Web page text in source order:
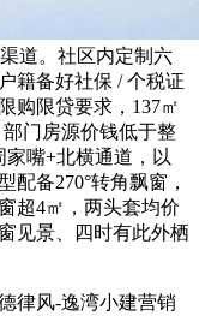
道。社区内定制六
籍备好社保 / 个税证
购限贷要求，137㎡
部门房源价钱低于整
家嘴+北横通道，以
备270°转角飘窗，
超4㎡，两头套均价
见景、四时有此外栖
律风-逸湾小建营销